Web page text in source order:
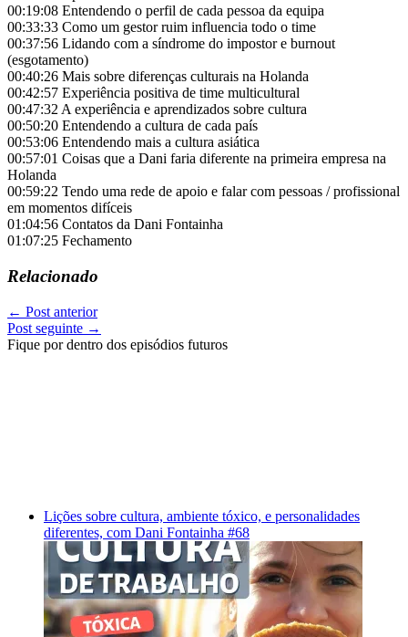
00:19:08 Entendendo o perfil de cada pessoa da equipa
00:33:33 Como um gestor ruim influencia todo o time
00:37:56 Lidando com a síndrome do impostor e burnout
(esgotamento)
00:40:26 Mais sobre diferenças culturais na Holanda
00:42:57 Experiência positiva de time multicultural
00:47:32 A experiência e aprendizados sobre cultura
00:50:20 Entendendo a cultura de cada país
00:53:06 Entendendo mais a cultura asiática
00:57:01 Coisas que a Dani faria diferente na primeira empresa na
Holanda
00:59:22 Tendo uma rede de apoio e falar com pessoas / profissional
em momentos difíceis
01:04:56 Contatos da Dani Fontainha
01:07:25 Fechamento
Relacionado
← Post anterior
Post seguinte →
Fique por dentro dos episódios futuros
Lições sobre cultura, ambiente tóxico, e personalidades
diferentes, com Dani Fontainha #68